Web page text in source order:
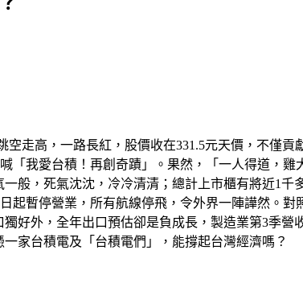
走高，一路長紅，股價收在331.5元天價，不僅
「我愛台積！再創奇蹟」。果然，「一人得道，
般，死氣沈沈，冷冷清清；總計上市櫃有將近1千
起暫停營業，所有航線停飛，令外界一陣譁然。
好外，全年出口預估卻是負成長，製造業第3季
家台積電及「台積電們」，能撐起台灣經濟嗎？